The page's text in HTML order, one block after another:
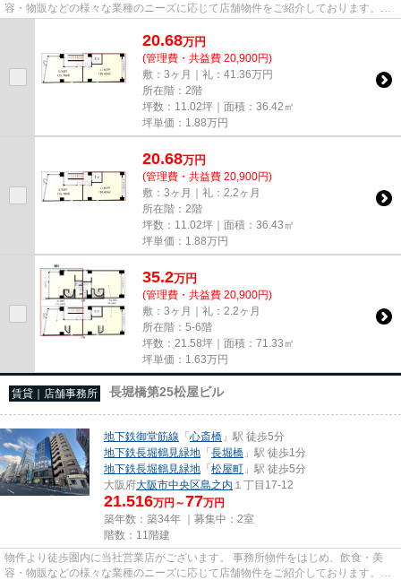
容・物販などの様々な業種のニーズに応じて店舗物件をご紹介しております。
尚、弊社ではおとり広告は一切...
20.68万円
(管理費・共益費 20,900円)
敷：3ヶ月｜礼：41.36万円
所在階：2階
坪数：11.02坪｜面積：36.42㎡
坪単価： 1.88万円
20.68万円
(管理費・共益費 20,900円)
敷：3ヶ月｜礼：2.2ヶ月
所在階：2階
坪数：11.02坪｜面積：36.43㎡
坪単価： 1.88万円
35.2万円
(管理費・共益費 20,900円)
敷：3ヶ月｜礼：2.2ヶ月
所在階：5-6階
坪数：21.58坪｜面積：71.33㎡
坪単価： 1.63万円
賃貸｜店舗事務所 長堀橋第25松屋ビル
地下鉄御堂筋線 「心斎橋 」駅 徒歩5分
地下鉄長堀鶴見緑地 「長堀橋 」駅 徒歩1分
地下鉄長堀鶴見緑地 「松屋町 」駅 徒歩5分
大阪府大阪市中央区島之内 １丁目17-12
21.516万円～77万円
築年数：築34年 ｜募集中： 2室
階数：11階建
物件より徒歩圏内に当社営業店がございます。 事務所物件をはじめ、飲食・美
容・物販などの様々な業種のニーズに応じて店舗物件をご紹介しております。